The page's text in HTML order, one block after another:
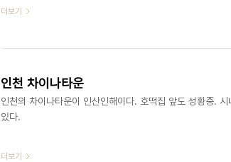
더보기
인천 차이나타운
인천의 차이나타운이 인산인해이다. 호떡집 앞도 성황중.
있다. ​​​​​
더보기